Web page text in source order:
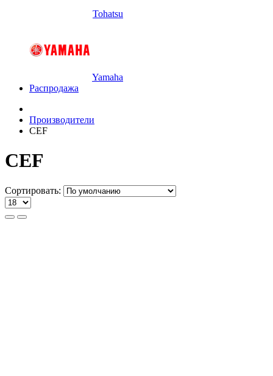
Tohatsu
Yamaha
Распродажа
Производители
CEF
CEF
Сортировать: